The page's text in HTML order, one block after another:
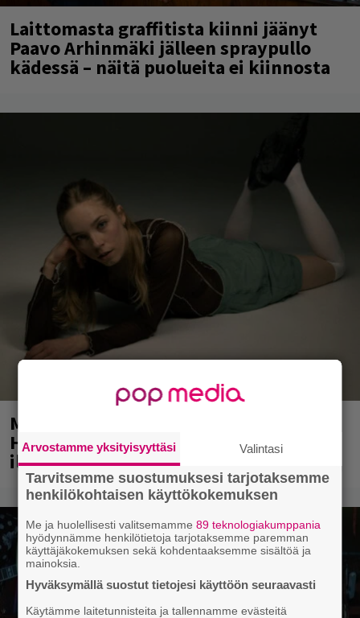
Laittomasta graffitista kiinni jäänyt
Paavo Arhinmäki jälleen spraypullo
kädessä – näitä puolueita ei kiinnosta
Mainio ohjelmatoimisto juhlii
Helsingissä 10-vuotista taivaltaan –
ilmaistapahtumassa loistoesiintyjät
Arvostamme yksityisyyttäsi Valintasi
Tarvitsemme suostumuksesi tarjotaksemme
henkilökohtaisen käyttökokemuksen
Me ja huolellisesti valitsemamme89 teknologiakumppania
hyödynnämme henkilötietoja tarjotaksemme paremman
käyttäjäkokemuksen sekä kohdentaaksemme sisältöä ja
mainoksia.
Hyväksymällä suostut tietojesi käyttöön seuraavasti
Käytämme laitetunnisteita ja tallennamme evästeitä